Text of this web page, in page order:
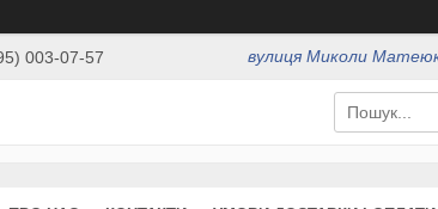
003-07-57 вулиця Миколи